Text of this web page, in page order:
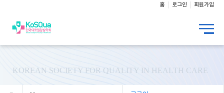
홈 로그인 회원가입
KOREAN SOCIETY FOR QUALITY IN HEALTH CARE